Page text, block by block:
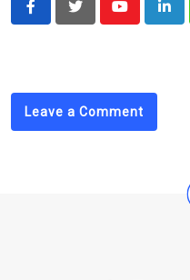
Youtube
Leave a Comment